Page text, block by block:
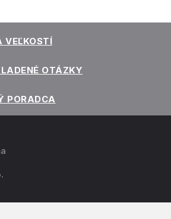
VEĽKOSTÍ
OTÁZKY
PORADCA